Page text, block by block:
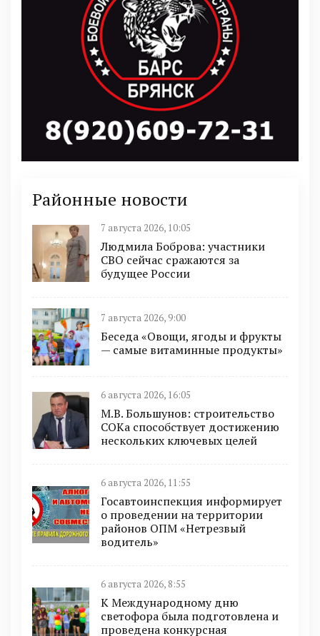
Районные новости
7 августа 2026, 10:05
Людмила Боброва: участники
СВО сейчас сражаются за
будущее России
7 августа 2026, 9:00
Беседа «Овощи, ягоды и фрукты
— самые витаминные продукты»
6 августа 2026, 16:05
М.В. Большунов: строительство
СОКа способствует достижению
нескольких ключевых целей
6 августа 2026, 11:55
Госавтоинспекция информирует
о проведении на территории
районов ОПМ «Нетрезвый
водитель»
6 августа 2026, 8:55
К Международному дню
светофора была подготовлена и
проведена конкурсная